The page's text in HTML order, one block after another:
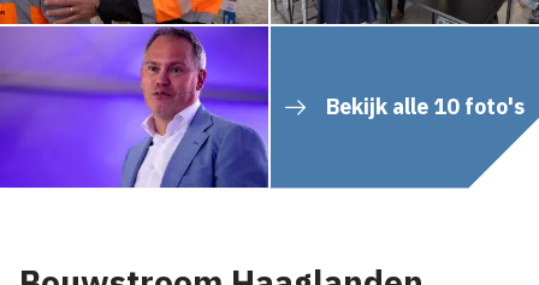
Bekijk alle 10 foto's